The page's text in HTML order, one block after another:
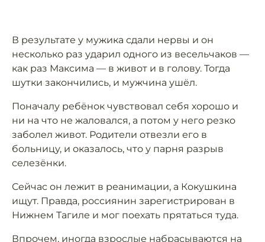
В результате у мужика сдали нервы и он
несколько раз ударил одного из весельчаков —
как раз Максима — в живот и в голову. Тогда
шутки закончились, и мужчина ушёл.
Поначалу ребёнок чувствовал себя хорошо и
ни на что не жаловался, а потом у него резко
заболел живот. Родители отвезли его в
больницу, и оказалось, что у парня разрыв
селезёнки.
Сейчас он лежит в реанимации, а Кокушкина
ищут. Правда, россиянин зарегистрирован в
Нижнем Тагиле и мог поехать прятаться туда.
Впрочем, иногда взрослые набрасываются на